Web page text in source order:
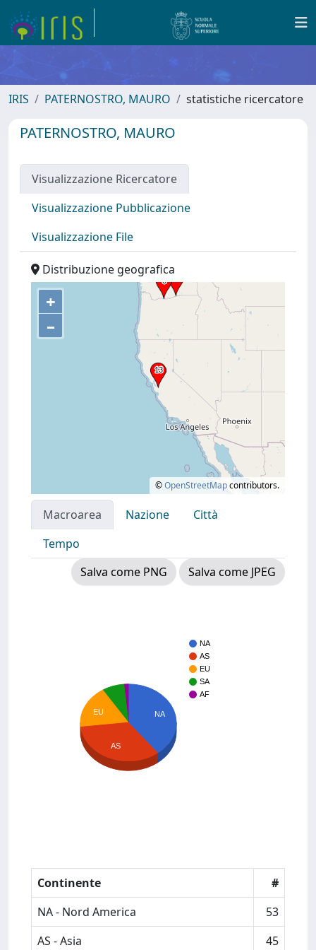
IRIS PATERNOSTRO, MAURO statistiche ricercatore
PATERNOSTRO, MAURO
Visualizzazione Ricercatore
Visualizzazione Pubblicazione
Visualizzazione File
Distribuzione geografica
+
–
©OpenStreetMapcontributors.
Macroarea Nazione
Città
Tempo
Salva come PNG
Salva come JPEG
NA
AS
EU
SA
AF
NA
EU
AS
Continente
#
NA - Nord America
53
AS - Asia
45